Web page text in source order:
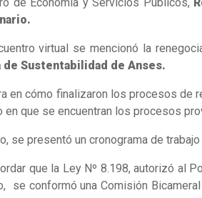
de Economía y Servicios Públicos,
virtual se mencionó la
de Sustentabilidad de Anses.
en cómo finalizaron los procesos de
en que se encuentran los procesos
se presentó un cronograma de
que la Ley Nº 8.198, autorizó al
se conformó una Comisión